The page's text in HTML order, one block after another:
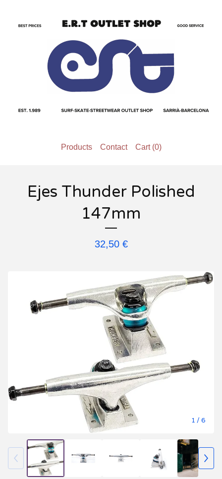
Products Contact Cart (0)
Ejes Thunder Polished
147mm
32,50 €
1 / 6